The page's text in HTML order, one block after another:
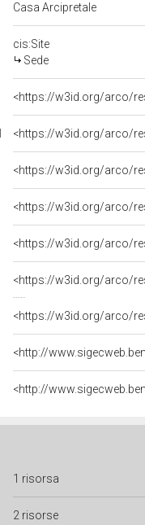
Casa Arcipretale
cis:Site
Sede
<https://w3id.org/arco/
<https://w3id.org/arco/
<https://w3id.org/arco/
<https://w3id.org/arco/
<https://w3id.org/arco/
<https://w3id.org/arco/
1 risorsa
2 risorse